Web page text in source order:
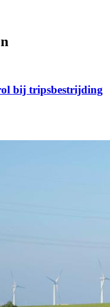
bij tripsbestrijding